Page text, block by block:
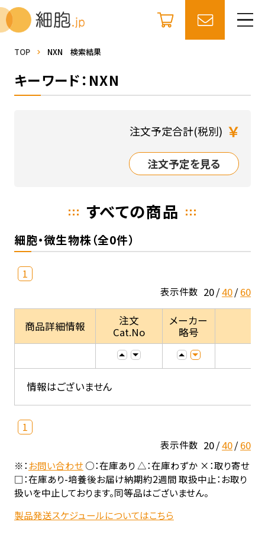
TOP NXN 検索結果
キーワード：NXN
注文予定合計(税別) ￥
注文予定を見る
すべての商品
細胞・微生物株（全0件）
1
表示件数 20 40 60
商品詳細情報
注文
Cat.No
メーカー
略号
情報はございません
1
表示件数 20 40 60
※：お問い合わせ○：在庫あり △：在庫わずか ×：取り寄せ
□：在庫あり-培養後お届け納期約2週間 取扱中止：お取り
扱いを中止しております。同等品はございません。
製品発送スケジュールについてはこちら